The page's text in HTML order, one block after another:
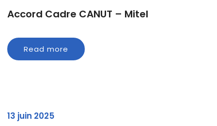
Accord Cadre CANUT – Mitel
Read more
13 juin 2025